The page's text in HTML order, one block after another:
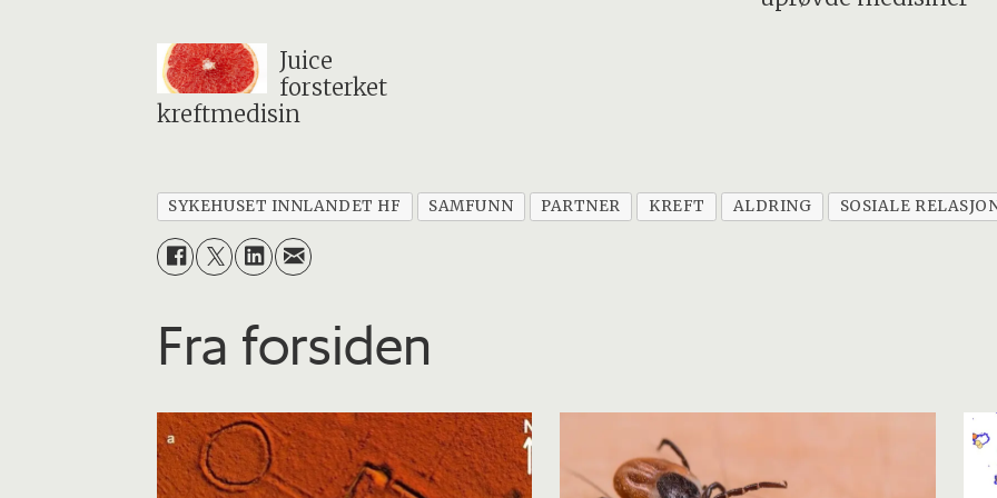
Juice
forsterket
kreftmedisin
SYKEHUSET INNLANDET HF SAMFUNN PARTNER KREFT ALDRING SOSIALE
Fra forsiden